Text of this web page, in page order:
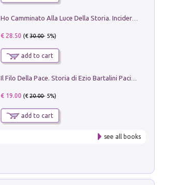
€ 28.50 (€30.00- 5%)
add to cart
€ 19.00 (€20.00- 5%)
add to cart
see all books